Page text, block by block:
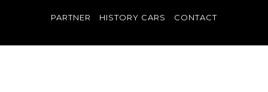
PARTNER HISTORY CARS CONTACT